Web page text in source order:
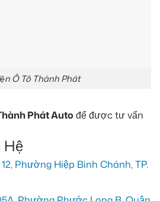
Ô Tô Thành Phát
Phát Auto để được tư vấn
Hệ
Phường Hiệp Bình Chánh, TP.